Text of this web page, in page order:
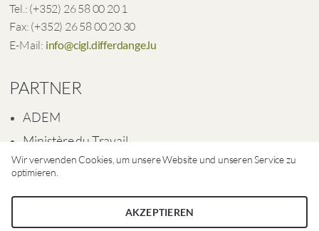
Wir verwenden Cookies, um unsere Website und unseren Service zu
optimieren.
AKZEPTIEREN
Tel.: (+352) 26 58 00 20 1
Fax: (+352) 26 58 00 20 30
E-Mail: info@cigl.differdange.lu
PARTNER
ADEM
Ministère du Travail
Ville de Differdange